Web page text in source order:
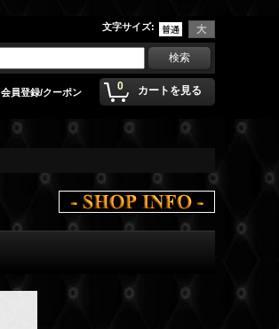
文字サイズ:
0 カートを見る
会員登録/クーポン